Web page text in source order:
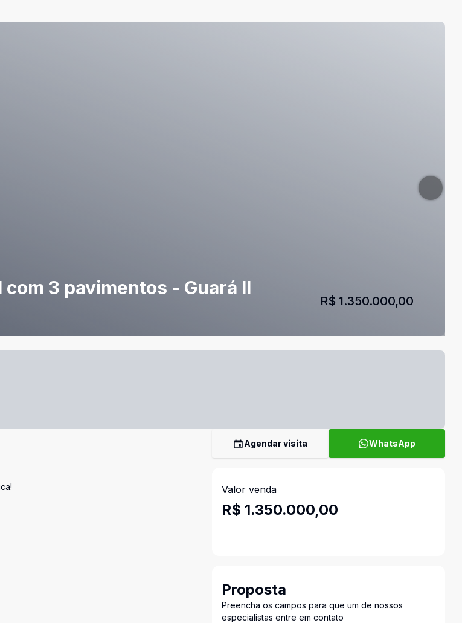
3 pavimentos - Guará II
R$ 1.350.000,00
Agendar visita WhatsApp
Valor venda
R$ 1.350.000,00
Proposta
Preencha os campos para que um de nossos
especialistas entre em contato